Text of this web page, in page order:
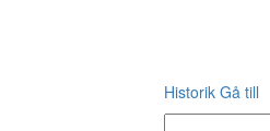
Historik Gå till